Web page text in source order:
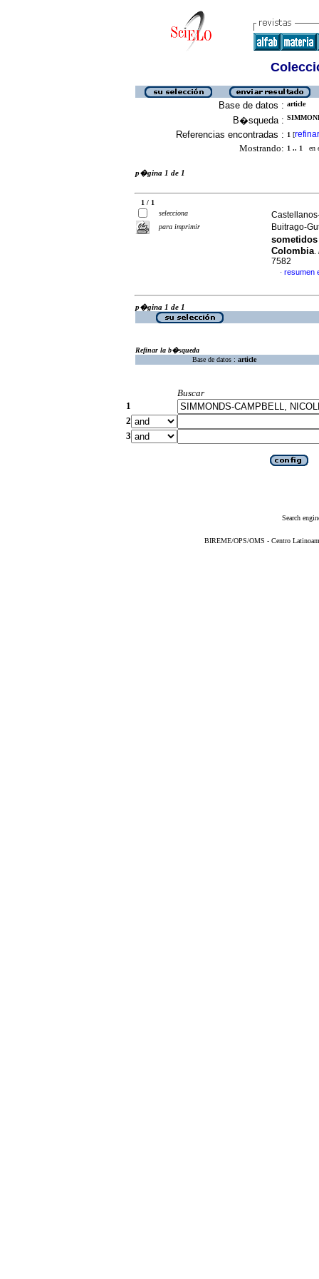
Base de datos : article
B�squeda :
Referencias encontradas : 1 [refinar
Mostrando: 1 .. 1 en
p�gina 1 de 1
1 / 1
selecciona
para imprimir
Buitrago-
Colombia.
7582
· resumen
p�gina 1 de 1
Refinar la b�squeda
Base de datos : article
Buscar
1
2
3
Search
BIREME/OPS/OMS - Centro